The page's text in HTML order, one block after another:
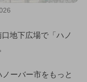
地下広場で「ハノ
ーバー市をもっと